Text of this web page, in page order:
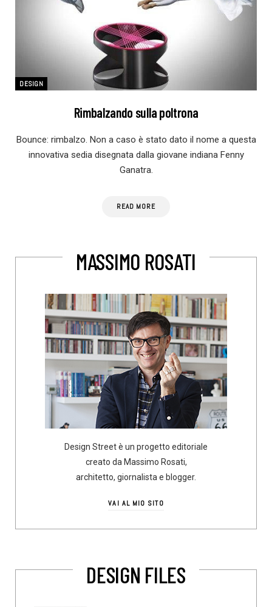
DESIGN
Rimbalzando sulla poltrona
Bounce: rimbalzo. Non a caso è stato dato il nome a questa
innovativa sedia disegnata dalla giovane indiana Fenny
Ganatra.
READ MORE
MASSIMO ROSATI
Design Street è un progetto editoriale
creato da Massimo Rosati,
architetto, giornalista e blogger.
VAI AL MIO SITO
DESIGN FILES